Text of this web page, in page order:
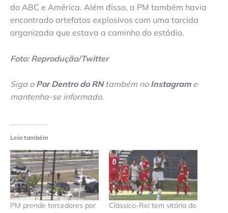
do ABC e América. Além disso, a PM também havia
encontrado artefatos explosivos com uma torcida
organizada que estava a caminho do estádio.
Foto: Reprodução/Twitter
Siga o Por Dentro do RNtambém no Instagrame
mantenha-se informado.
Leia também
PM prende torcedores por
Clássico-Rei tem vitória do